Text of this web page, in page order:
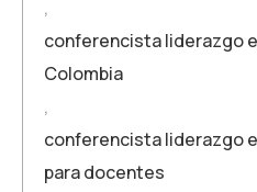
,
conferencista liderazgo
Colombia
,
conferencista liderazgo
para docentes